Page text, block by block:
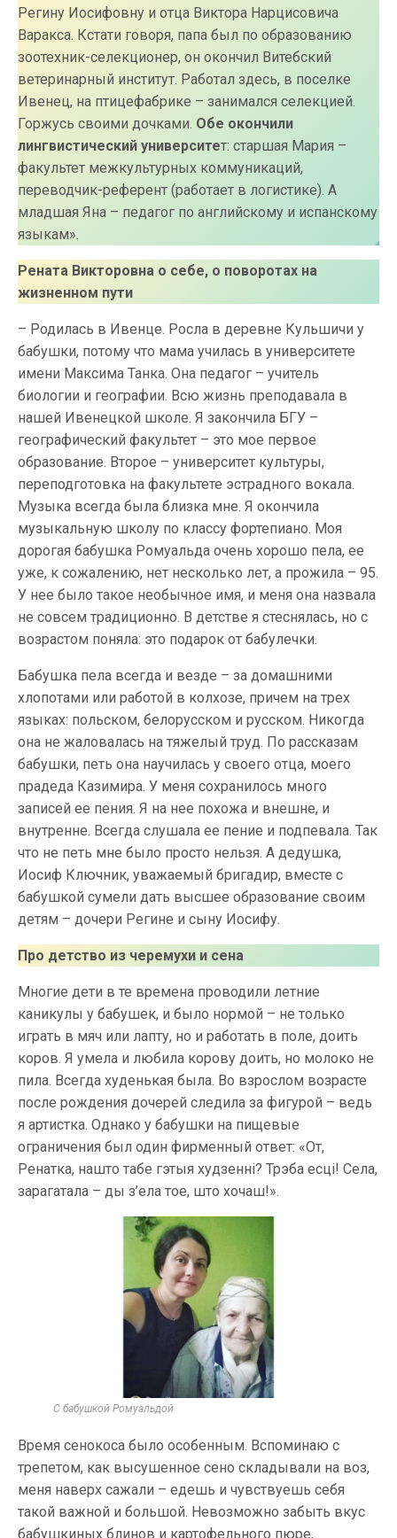
Регину Иосифовну и отца Виктора Нарцисовича
Варакса. Кстати говоря, папа был по образованию
зоотехник-селекционер, он окончил Витебский
ветеринарный институт. Работал здесь, в поселке
Ивенец, на птицефабрике – занимался селекцией.
Горжусь своими дочками. Обе окончили
лингвистический университет: старшая Мария –
факультет межкультурных коммуникаций,
переводчик-референт (работает в логистике). А
младшая Яна – педагог по английскому и испанскому
языкам».
Рената Викторовна о себе, о поворотах на
жизненном пути
– Родилась в Ивенце. Росла в деревне Кульшичи у
бабушки, потому что мама училась в университете
имени Максима Танка. Она педагог – учитель
биологии и географии. Всю жизнь преподавала в
нашей Ивенецкой школе. Я закончила БГУ –
географический факультет – это мое первое
образование. Второе – университет культуры,
переподготовка на факультете эстрадного вокала.
Музыка всегда была близка мне. Я окончила
музыкальную школу по классу фортепиано. Моя
дорогая бабушка Ромуальда очень хорошо пела, ее
уже, к сожалению, нет несколько лет, а прожила – 95.
У нее было такое необычное имя, и меня она назвала
не совсем традиционно. В детстве я стеснялась, но с
возрастом поняла: это подарок от бабулечки.
Бабушка пела всегда и везде – за домашними
хлопотами или работой в колхозе, причем на трех
языках: польском, белорусском и русском. Никогда
она не жаловалась на тяжелый труд. По рассказам
бабушки, петь она научилась у своего отца, моего
прадеда Казимира. У меня сохранилось много
записей ее пения. Я на нее похожа и внешне, и
внутренне. Всегда слушала ее пение и подпевала. Так
что не петь мне было просто нельзя. А дедушка,
Иосиф Ключник, уважаемый бригадир, вместе с
бабушкой сумели дать высшее образование своим
детям – дочери Регине и сыну Иосифу.
Про детство из черемухи и сена
Многие дети в те времена проводили летние
каникулы у бабушек, и было нормой – не только
играть в мяч или лапту, но и работать в поле, доить
коров. Я умела и любила корову доить, но молоко не
пила. Всегда худенькая была. Во взрослом возрасте
после рождения дочерей следила за фигурой – ведь
я артистка. Однако у бабушки на пищевые
ограничения был один фирменный ответ: «От,
Ренатка, нашто табе гэтыя худзенні? Трэба есці! Села,
зарагатала – ды з’ела тое, што хочаш!».
С бабушкой Ромуальдой
Время сенокоса было особенным. Вспоминаю с
трепетом, как высушенное сено складывали на воз,
меня наверх сажали – едешь и чувствуешь себя
такой важной и большой. Невозможно забыть вкус
бабушкиных блинов и картофельного пюре,